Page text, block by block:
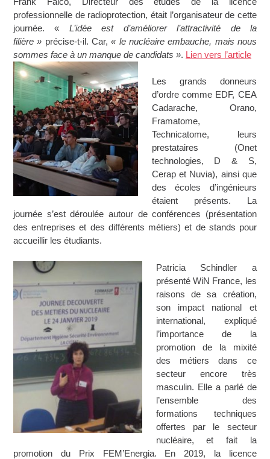
professionnelle de radioprotection, était l’organisateur de cette
journée. « L’idée est d’améliorer l’attractivité de la
filière » précise-t-il. Car,« le nucléaire embauche, mais nous
sommes face à un manque de candidats ». Lien vers l’article
Les grands donneurs
d’ordre comme EDF, CEA
Cadarache, Orano,
Framatome,
Technicatome, leurs
prestataires (Onet
technologies, D & S,
Cerap et Nuvia), ainsi que
des écoles d’ingénieurs
étaient présents. La
journée s’est déroulée autour de conférences (présentation
des entreprises et des différents métiers) et de stands pour
accueillir les étudiants.
Patricia Schindler a
présenté WiN France, les
raisons de sa création,
son impact national et
international, expliqué
l’importance de la
promotion de la mixité
des métiers dans ce
secteur encore très
masculin. Elle a parlé de
l’ensemble des
formations techniques
offertes par le secteur
nucléaire, et fait la
promotion du Prix FEM’Energia. En 2019, la licence